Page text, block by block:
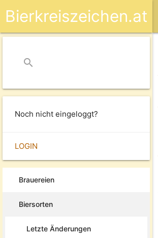
Bierkreiszeichen.at
search
Noch nicht eingeloggt?
LOGIN
Brauereien
Biersorten
Letzte Änderungen